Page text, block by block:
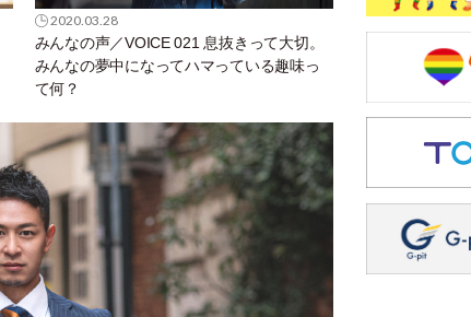
2020.03.28
みんなの声／VOICE 021 息抜きって大切。
みんなの夢中になってハマっている趣味っ
て何？